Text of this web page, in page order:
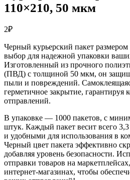
110×210, 50 мкм
2₽
Черный курьерский пакет
выбор для надежной упаковки
Изготовленный из прочного
(ПВД) с толщиной 50 мкм, он
пыли и повреждений.
герметичное закрытие, гарантируя
отправлений.
В упаковке — 1000 пакетов, с
штук. Каждый пакет весит всего 3,3
и удобными для использования в
Черный цвет пакета эффективно
добавляя уровень безопасности.
отправки товаров на
интернет-магазинах, чтобы